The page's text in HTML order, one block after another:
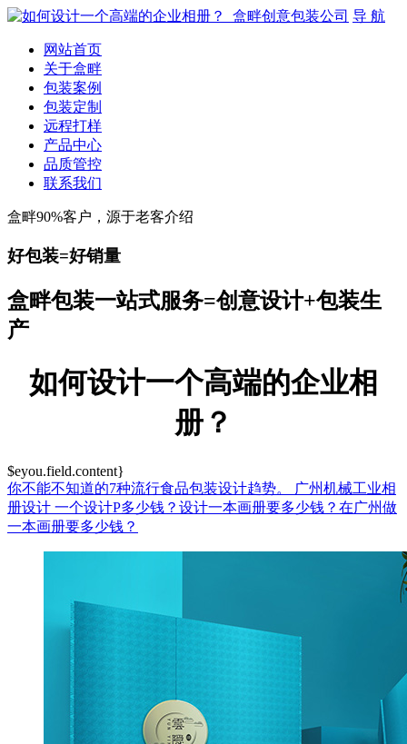
导 航
网站首页
关于盒畔
包装案例
包装定制
远程打样
产品中心
品质管控
联系我们
盒畔90%客户，源于老客介绍
好包装=好销量
盒畔包装一站式服务=创意设计+包装生
产
如何设计一个高端的企业相
册？
$eyou.field.content}
你不能不知道的7种流行食品包装设计趋势。
广州机械工业相
册设计 一个设计P多少钱？设计一本画册要多少钱？在广州做
一本画册要多少钱？